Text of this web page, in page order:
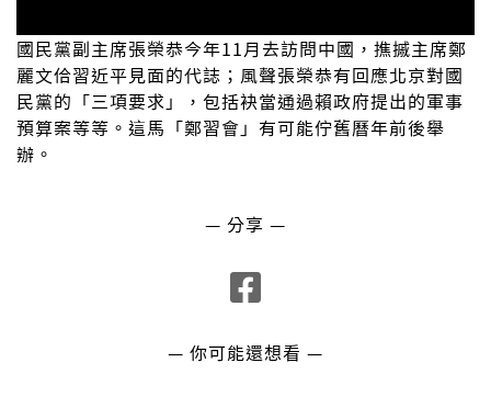
國民黨副主席張榮恭今年11月去訪問中國，撨摵主席鄭
麗文佮習近平見面的代誌；風聲張榮恭有回應北京對國
民黨的「三項要求」，包括袂當通過賴政府提出的軍事
預算案等等。這馬「鄭習會」有可能佇舊曆年前後舉
辦。
— 分享 —
— 你可能還想看 —